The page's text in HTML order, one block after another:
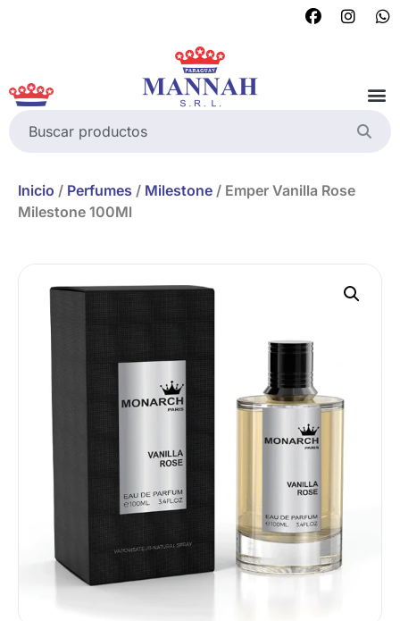
Inicio / Perfumes / Milestone / Emper Vanilla Rose
Milestone 100Ml